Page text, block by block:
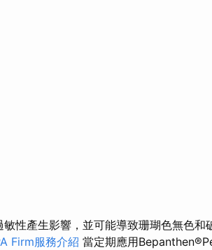
性產生影響，並可能導致珊瑚色無色和
Firm服務介紹 當定期應用